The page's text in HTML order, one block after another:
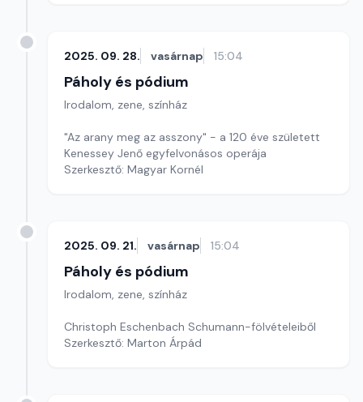
2025. 09. 28. vasárnap 15:04
Páholy és pódium
Irodalom, zene, színház
"Az arany meg az asszony" - a 120 éve született
Kenessey Jenő egyfelvonásos operája
Szerkesztő: Magyar Kornél
2025. 09. 21. vasárnap 15:04
Páholy és pódium
Irodalom, zene, színház
Christoph Eschenbach Schumann-fölvételeiből
Szerkesztő: Marton Árpád